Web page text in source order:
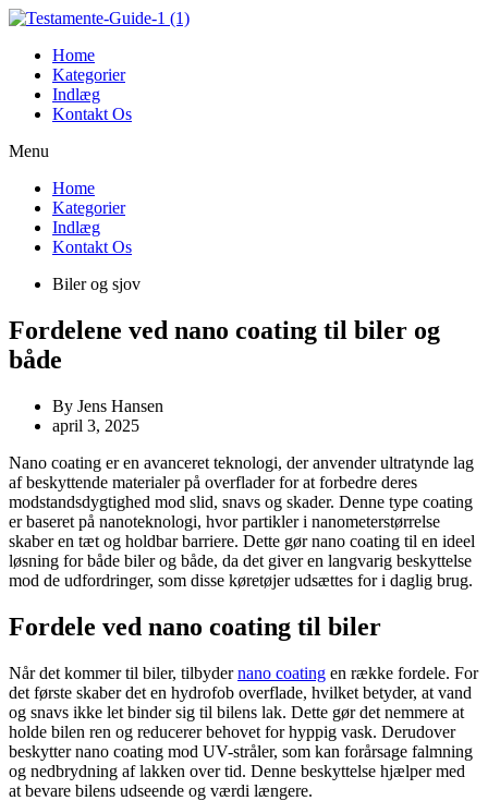
Videre
indholdHome
Kategorier
Indlæg
Kontakt Os
Menu
Home
Kategorier
Indlæg
Kontakt Os
Biler og sjov
Fordelene ved nano coating til biler og
både
By Jens Hansen
april 3, 2025
Nano coating er en avanceret teknologi, der anvender ultratynde lag
af beskyttende materialer på overflader for at forbedre deres
modstandsdygtighed mod slid, snavs og skader. Denne type coating
er baseret på nanoteknologi, hvor partikler i nanometerstørrelse
skaber en tæt og holdbar barriere. Dette gør nano coating til en ideel
løsning for både biler og både, da det giver en langvarig beskyttelse
mod de udfordringer, som disse køretøjer udsættes for i daglig brug.
Fordele ved nano coating til biler
Når det kommer til biler, tilbydernano coating en række fordele. For
det første skaber det en hydrofob overflade, hvilket betyder, at vand
og snavs ikke let binder sig til bilens lak. Dette gør det nemmere at
holde bilen ren og reducerer behovet for hyppig vask. Derudover
beskytter nano coating mod UV-stråler, som kan forårsage falmning
og nedbrydning af lakken over tid. Denne beskyttelse hjælper med
at bevare bilens udseende og værdi længere.